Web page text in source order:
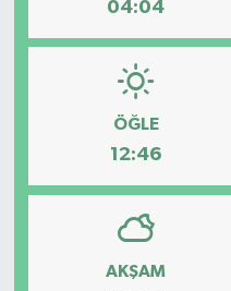
04:04
ÖĞLE
12:46
AKŞAM